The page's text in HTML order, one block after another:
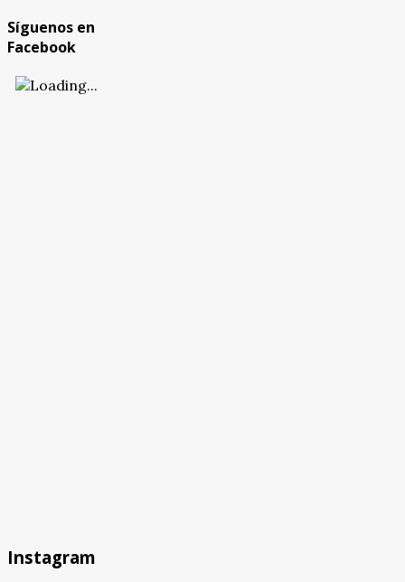
Síguenos en
Facebook
Instagram